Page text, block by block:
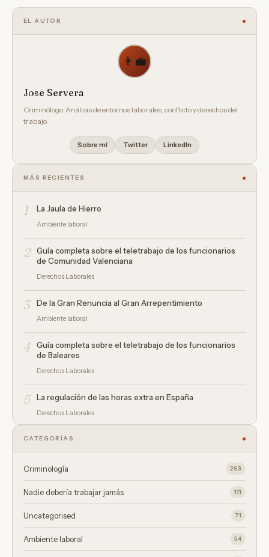
EL AUTOR
👨‍💼
Jose Servera
Criminólogo. Análisis de entornos laborales, conflicto y derechos del
trabajo.
Sobre mí Twitter LinkedIn
MÁS RECIENTES
1 La Jaula de Hierro
Ambiente laboral
2
Guía completa sobre el teletrabajo de los funcionarios
de Comunidad Valenciana
Derechos Laborales
3 De la Gran Renuncia al Gran Arrepentimiento
Ambiente laboral
4
Guía completa sobre el teletrabajo de los funcionarios
de Baleares
Derechos Laborales
5 La regulación de las horas extra en España
Derechos Laborales
CATEGORÍAS
Criminología 263
Nadie debería trabajar jamás 111
Uncategorised 71
Ambiente laboral 54